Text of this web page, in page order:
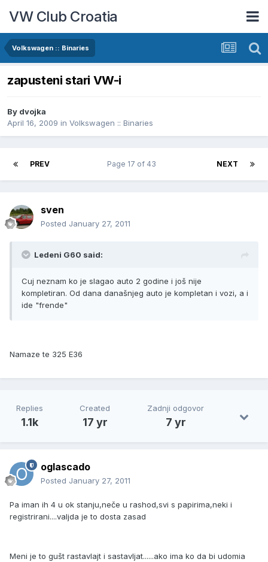
VW Club Croatia
Volkswagen :: Binaries
zapusteni stari VW-i
By dvojka
April 16, 2009 in Volkswagen :: Binaries
PREV NEXT
Page 17 of 43
sven
Posted January 27, 2011
Ledeni G60 said:
Cuj neznam ko je slagao auto 2 godine i još nije
kompletiran. Od dana današnjeg auto je kompletan i vozi, a i
ide "frende"
Namaze te 325 E36
Replies
1.1k
Created
17 yr
Zadnji odgovor
7 yr
oglascado
Posted January 27, 2011
Pa iman ih 4 u ok stanju,neče u rashod,svi s papirima,neki i
registrirani....valjda je to dosta zasad
Meni je to gušt rastavlajt i sastavljat......ako ima ko da bi udomia